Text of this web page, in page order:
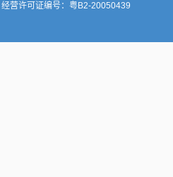
经营许可证编号： 粤B2-20050439